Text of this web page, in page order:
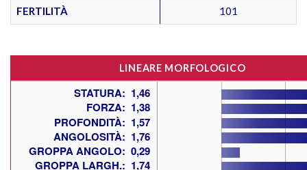
FERTILITÀ 101
LINEARE MORFOLOGICO